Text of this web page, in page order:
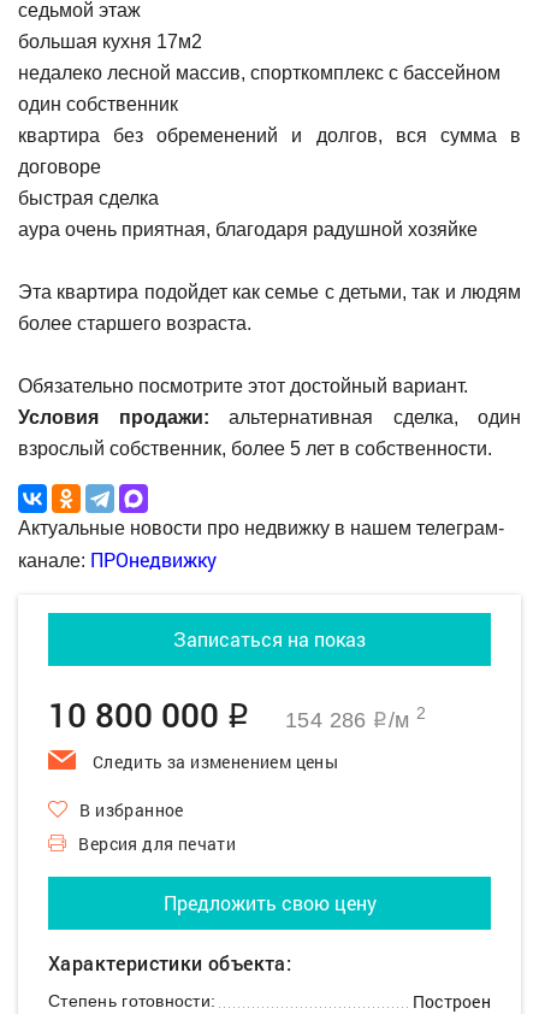
седьмой этаж
большая кухня 17м2
недалеко лесной массив, спорткомплекс с бассейном
один собственник
квартира без обременений и долгов, вся сумма в
договоре
быстрая сделка
аура очень приятная, благодаря радушной хозяйке
Эта квартира подойдет как семье с детьми, так и людям
более старшего возраста.
Обязательно посмотрите этот достойный вариант.
Условия продажи: альтернативная сделка, один
взрослый собственник, более 5 лет в собственности.
Актуальные новости про недвижку в нашем телеграм-
канале: ПРОнедвижку
Записаться на показ
10 800 000 q 154 286 q/м 2
Следить за изменением цены
В избранное
Версия для печати
Предложить свою цену
Характеристики объекта:
Степень готовности: Построен